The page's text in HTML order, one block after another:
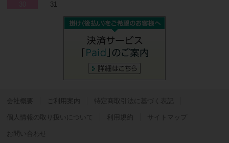
31
会社概要 ご利用案内 特定商取引法に基づく表記
個人情報の取り扱いについて 利用規約 サイトマップ
お問い合わせ